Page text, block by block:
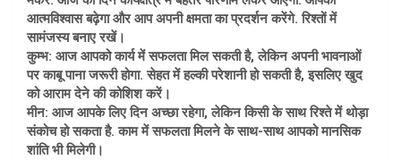
आत्मविश्वास बढ़ेगा और आप अपनी क्षमता का प्रदर्शन करेंगे. रिश्तों में
सामंजस्य बनाए रखें।
कुम्भ: आज आपको कार्य में सफलता मिल सकती है, लेकिन अपनी भावनाओं
पर काबू पाना जरूरी होगा. सेहत में हल्की परेशानी हो सकती है, इसलिए खुद
को आराम देने की कोशिश करें।
मीन: आज आपके लिए दिन अच्छा रहेगा, लेकिन किसी के साथ रिश्ते में थोड़ा
संकोच हो सकता है. काम में सफलता मिलने के साथ-साथ आपको मानसिक
शांति भी मिलेगी।